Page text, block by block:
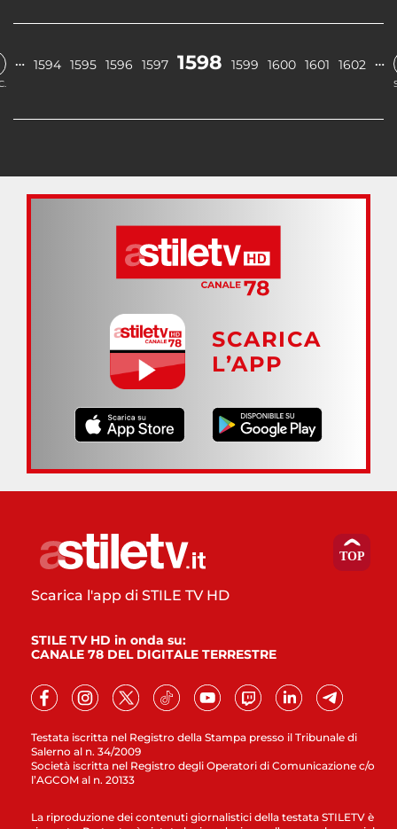
… 1594 1595 1596 1597 1598 1599 1600 1601 1602 …
SCARICA
L’APP
Testata iscritta nel Registro della Stampa presso il Tribunale di
Salerno al n. 34/2009
Società iscritta nel Registro degli Operatori di Comunicazione c/o
l’AGCOM al n. 20133
Scarica l'app di STILE TV HD
STILE TV HD in onda su:
CANALE 78 DEL DIGITALE TERRESTRE
La riproduzione dei contenuti giornalistici della testata STILETV è